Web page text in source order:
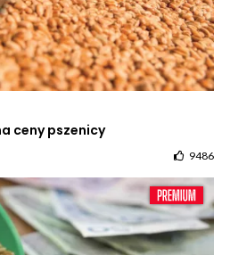
ceny pszenicy
9486